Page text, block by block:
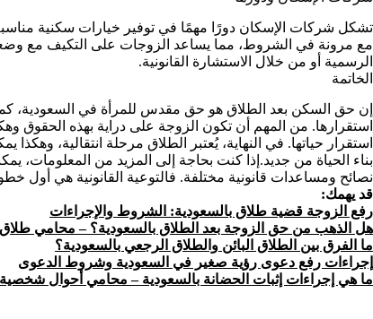
تشكل شركات الإسكان دورًا مهمًا في توفير خيارات سكنية
مع مرونة في الشروط، مما يساعد الزوجات على التكيف مع
الرسمية أو من خلال الاستشارة القانونية.
الخاتمة
إن حق السكن بعد الطلاق هو حق مقدس للمرأة في السعودية،
استقرارها. من المهم أن تكون الزوجة على دراية بهذه الحقوق
استقرار حياتها. في النهاية، يُعتبر الطلاق مرحلة انتقالية،
بناء الحياة من جديد.إذا كنت بحاجة إلى المزيد من المعلومات،
نصائح ومساعدات قانونية مختلفة. فالتوعية القانونية هي أول
قد يهمك:
رفع الزوجة قضية طلاق بالسعودية: الشروط والإجراءات
هل الذهب من حق الزوجة بعد الطلاق بالسعودية؟ – محامي طلاق
ما الفرق بين الطلاق البائن والطلاق الرجعي بالسعودية؟
إجراءات رفع دعوى رؤية صغير في السعودية وشروط الدعوى
ما هي إجراءات إثبات الحضانة بالسعودية – محامي أحوال شخصية